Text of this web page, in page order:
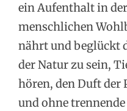
ein Aufenthalt in
menschlichen
nährt und beglückt
der Natur zu sein,
hören, den Duft der
und ohne